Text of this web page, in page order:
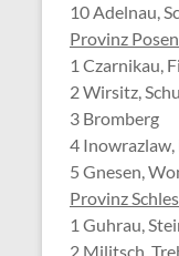
10 Adelnau,
Provinz Posen
1 Czarnikau,
2 Wirsitz,
3 Bromberg
4
5 Gnesen,
Provinz
1 Guhrau,
2 Militsch,